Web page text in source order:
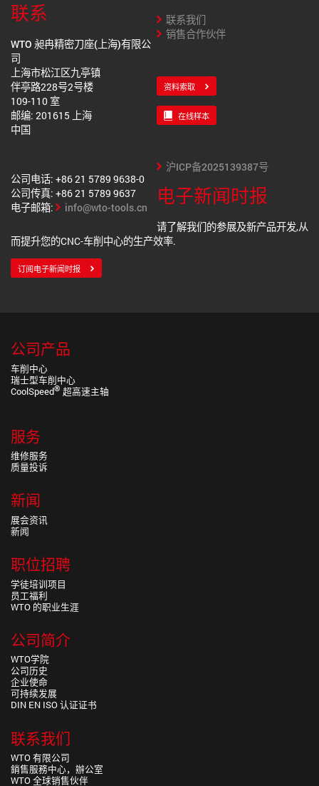
联系
WTO 昶冉精密刀座(上海)有限公
司
上海市松江区九亭镇
伴亭路228号2号楼
109-110 室
邮编: 201615 上海
中国
公司电话: +86 21 5789 9638-0
公司传真: +86 21 5789 9637
电子邮箱:
info@wto-tools.cn
联系我们
销售合作伙伴
资料索取
在线样本
沪ICP备2025139387号
电子新闻时报
请了解我们的参展及新产品开发,从
而提升您的CNC-车削中心的生产效率.
订阅电子新闻时报
公司产品
车削中心
瑞士型车削中心
CoolSpeed® 超高速主轴
服务
维修服务
质量投诉
新闻
展会资讯
新闻
职位招聘
学徒培训项目
员工福利
WTO 的职业生涯
公司简介
WTO学院
公司历史
企业使命
可持续发展
DIN EN ISO 认证证书
联系我们
WTO 有限公司
銷售服務中心，辦公室
WTO 全球销售伙伴